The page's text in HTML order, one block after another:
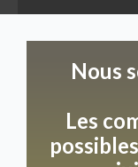
Salle À
Nous
Les